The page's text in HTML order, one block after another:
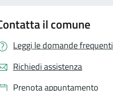
il comune
Leggi le domande frequenti
Richiedi assistenza
Prenota appuntamento